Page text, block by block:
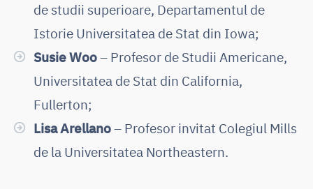
de studii superioare, Departamentul de
Istorie Universitatea de Stat din Iowa;
Susie Woo– Profesor de Studii Americane,
Universitatea de Stat din California,
Fullerton;
Lisa Arellano– Profesor invitat Colegiul Mills
de la Universitatea Northeastern.